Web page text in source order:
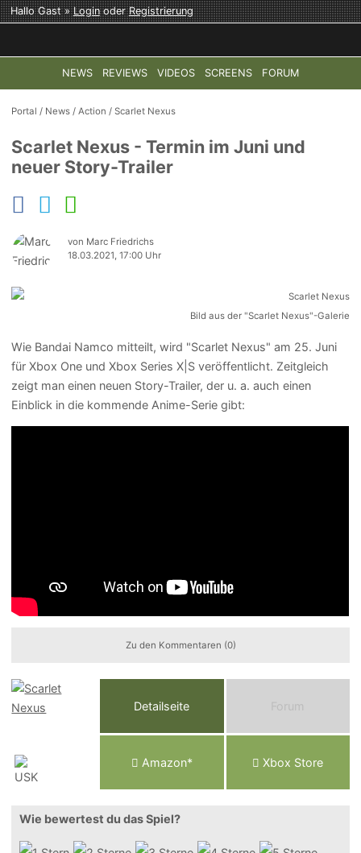
Hallo Gast »LoginoderRegistrierung
NEWS REVIEWS VIDEOS SCREENS FORUM
TOP-THEMEN: COD: MODERN WARFARE 4 HALO:
Portal / News /Action /Scarlet Nexus
Scarlet Nexus - Termin im Juni und
neuer Story-Trailer
von Marc Friedrichs
18.03.2021, 17:00 Uhr
Bild aus der "Scarlet Nexus"-Galerie
Wie Bandai Namco mitteilt, wird "Scarlet Nexus" am 25. Juni
für Xbox One und Xbox Series X|S veröffentlicht. Zeitgleich
zeigt man einen neuen Story-Trailer, der u. a. auch einen
Einblick in die kommende Anime-Serie gibt:
Zu den Kommentaren (0)
Detailseite Forum
Amazon* Xbox Store
Wie bewertest du das Spiel?